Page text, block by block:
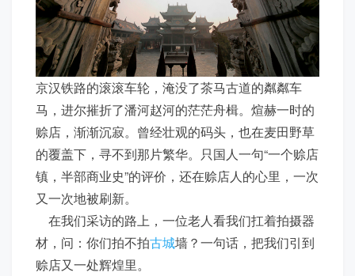
京汉铁路的滚滚车轮，淹没了茶马古道的粼粼车
马，进尔摧折了潘河赵河的茫茫舟楫。煊赫一时的
赊店，渐渐沉寂。曾经壮观的码头，也在麦田野草
的覆盖下，寻不到那片繁华。只国人一句“一个赊店
镇，半部商业史”的评价，还在赊店人的心里，一次
又一次地被刷新。
在我们采访的路上，一位老人看我们扛着拍摄器
材，问：你们拍不拍古城墙？一句话，把我们引到
赊店又一处辉煌里。